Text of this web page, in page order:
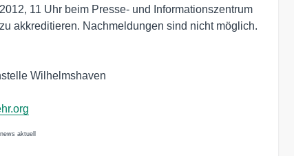
11 Uhr beim Presse- und Informationszentrum
akkreditieren. Nachmeldungen sind nicht möglich.
Wilhelmshaven
aktuell